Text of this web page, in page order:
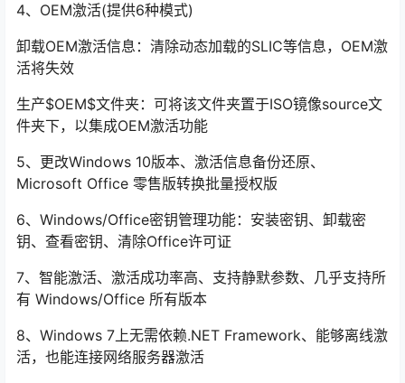
4、OEM激活(提供6种模式)
卸载OEM激活信息：清除动态加载的SLIC等信息，OEM激
活将失效
生产$OEM$文件夹：可将该文件夹置于ISO镜像source文
件夹下，以集成OEM激活功能
5、更改Windows 10版本、激活信息备份还原、
Microsoft Office 零售版转换批量授权版
6、Windows/Office密钥管理功能：安装密钥、卸载密
钥、查看密钥、清除Office许可证
7、智能激活、激活成功率高、支持静默参数、几乎支持所
有 Windows/Office 所有版本
8、Windows 7上无需依赖.NET Framework、能够离线激
活，也能连接网络服务器激活